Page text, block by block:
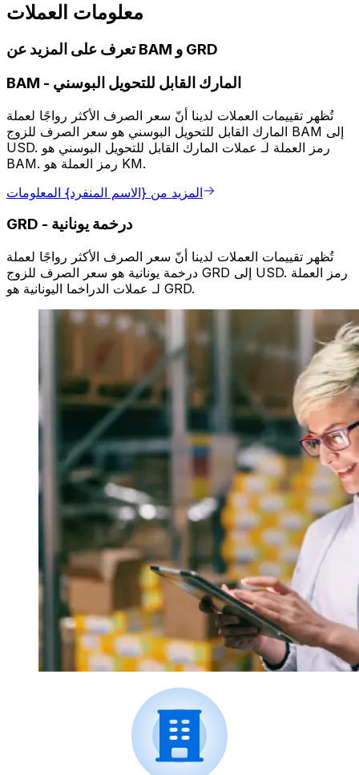
معلومات العملات
تعرف على المزيد عن BAM و GRD
BAM - المارك القابل للتحويل البوسني
تُظهر تقييمات العملات لدينا أنّ سعر الصرف الأكثر رواجًا لعملة
المارك القابل للتحويل البوسني هو سعر الصرف للزوج BAM إلى
USD. رمز العملة لـ عملات المارك القابل للتحويل البوسني هو
BAM. رمز العملة هو KM.
المزيد من {الاسم المنفرد} المعلومات
GRD - درخمة يونانية
تُظهر تقييمات العملات لدينا أنّ سعر الصرف الأكثر رواجًا لعملة
درخمة يونانية هو سعر الصرف للزوج GRD إلى USD. رمز العملة
لـ عملات الدراخما اليونانية هو GRD.